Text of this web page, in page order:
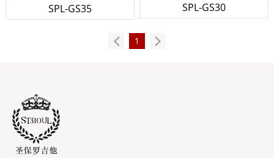
SPL-GS35 SPL-GS30
1